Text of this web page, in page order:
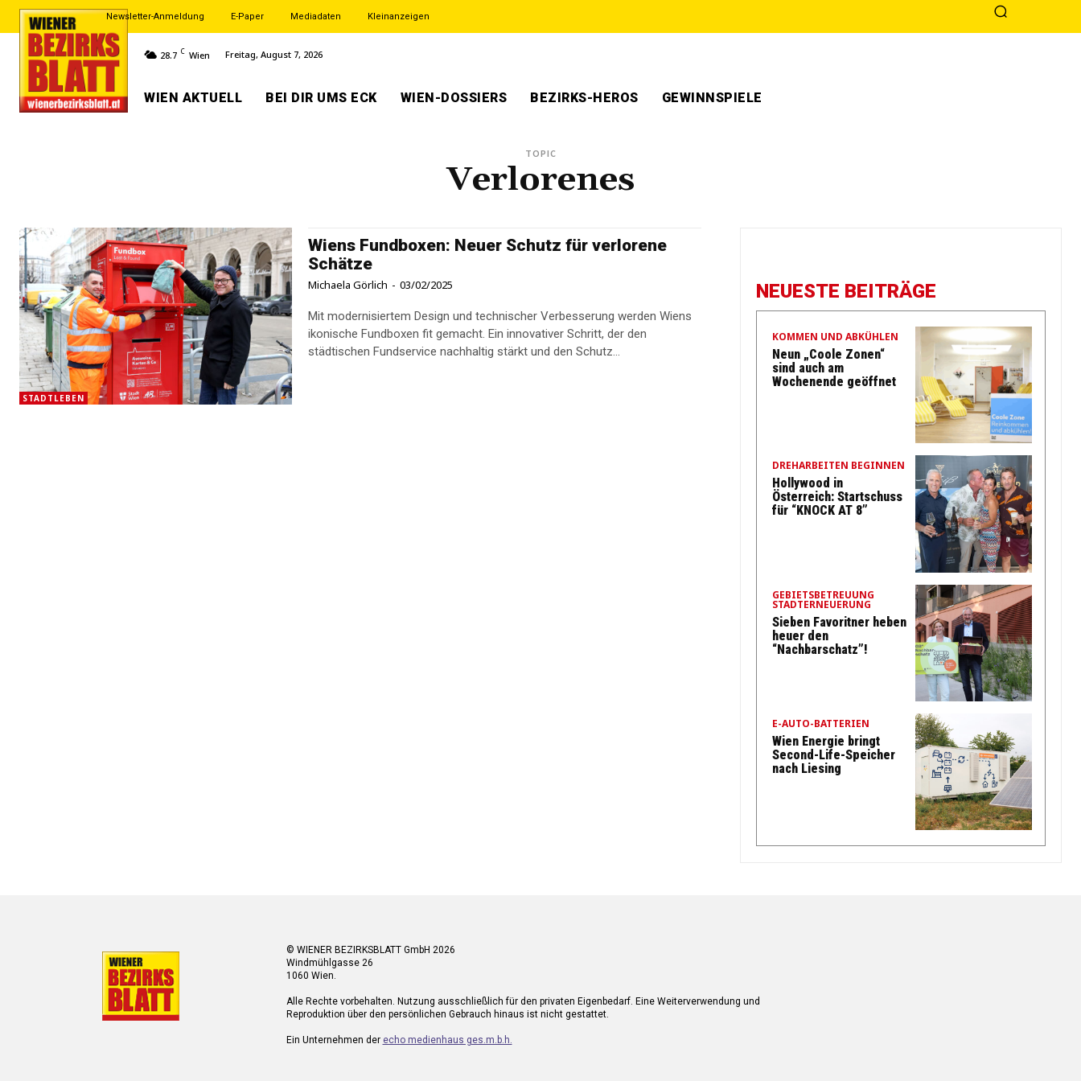
Newsletter-Anmeldung E-Paper Mediadaten Kleinanzeigen
28.7 C Wien Freitag, August 7, 2026
WIEN AKTUELL BEI DIR UMS ECK WIEN-DOSSIERS BEZIRKS-HEROS GEWINNSPIELE
TOPIC
Verlorenes
STADTLEBEN
Wiens Fundboxen: Neuer Schutz für verlorene
Schätze
Michaela Görlich - 03/02/2025
Mit modernisiertem Design und technischer Verbesserung werden Wiens
ikonische Fundboxen fit gemacht. Ein innovativer Schritt, der den
städtischen Fundservice nachhaltig stärkt und den Schutz...
NEUESTE BEITRÄGE
KOMMEN UND ABKÜHLEN
Neun „Coole Zonen“
sind auch am
Wochenende geöffnet
DREHARBEITEN BEGINNEN
Hollywood in
Österreich: Startschuss
für “KNOCK AT 8”
GEBIETSBETREUUNG
STADTERNEUERUNG
Sieben Favoritner heben
heuer den
“Nachbarschatz”!
E-AUTO-BATTERIEN
Wien Energie bringt
Second-Life-Speicher
nach Liesing
© WIENER BEZIRKSBLATT GmbH 2026
Windmühlgasse 26
1060 Wien.
Alle Rechte vorbehalten. Nutzung ausschließlich für den privaten Eigenbedarf. Eine Weiterverwendung und
Reproduktion über den persönlichen Gebrauch hinaus ist nicht gestattet.
Ein Unternehmen der echo medienhaus ges.m.b.h.